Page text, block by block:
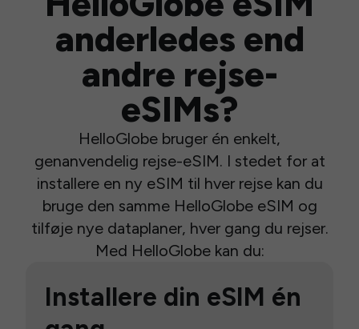
anderledes end
andre rejse-
eSIMs?
HelloGlobe bruger én enkelt,
genanvendelig rejse-eSIM. I stedet for at
installere en ny eSIM til hver rejse kan du
bruge den samme HelloGlobe eSIM og
tilføje nye dataplaner, hver gang du rejser.
Med HelloGlobe kan du:
Installere din eSIM én